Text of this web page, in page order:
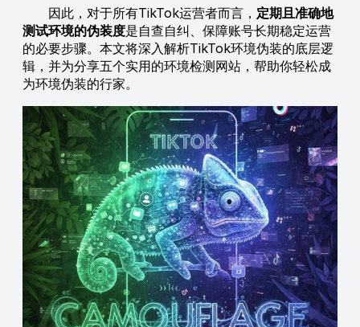
因此，对于所有TikTok运营者而言， 定期且准确地
测试环境的伪装度是自查自纠、保障账号长期稳定运营
的必要步骤。本文将深入解析TikTok环境伪装的底层逻
辑，并为分享五个实用的环境检测网站，帮助你轻松成
为环境伪装的行家。